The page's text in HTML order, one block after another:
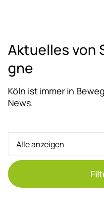
Ak­tu­el­les von
gne
Köln ist immer in
News.